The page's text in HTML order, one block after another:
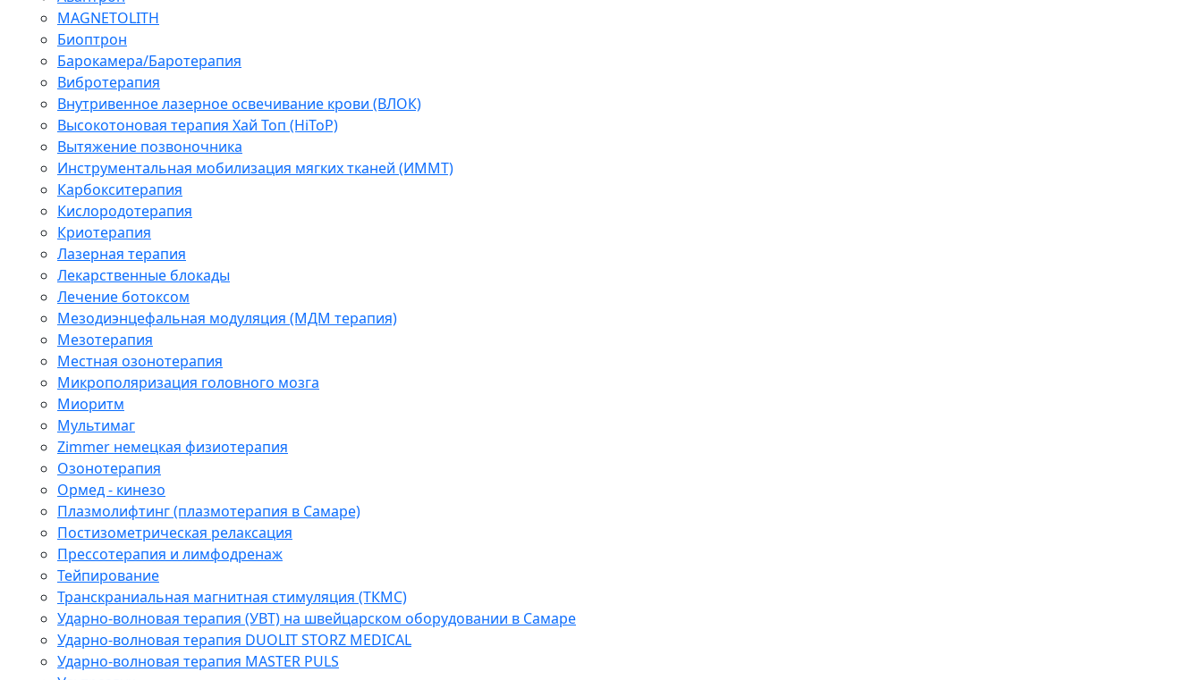
MAGNETOLITH
Биоптрон
Барокамера/Баротерапия
Вибротерапия
Внутривенное лазерное освечивание крови (ВЛОК)
Высокотоновая терапия Хай Топ (HiToP)
Вытяжение позвоночника
Инструментальная мобилизация мягких тканей (ИММТ)
Карбокситерапия
Кислородотерапия
Криотерапия
Лазерная терапия
Лекарственные блокады
Лечение ботоксом
Мезодиэнцефальная модуляция (МДМ терапия)
Мезотерапия
Местная озонотерапия
Микрополяризация головного мозга
Миоритм
Мультимаг
Zimmer немецкая физиотерапия
Озонотерапия
Ормед - кинезо
Плазмолифтинг (плазмотерапия в Самаре)
Постизометрическая релаксация
Прессотерапия и лимфодренаж
Тейпирование
Транскраниальная магнитная стимуляция (ТКМС)
Ударно-волновая терапия (УВТ) на швейцарском оборудовании в Самаре
Ударно-волновая терапия DUOLIT STORZ MEDICAL
Ударно-волновая терапия MASTER PULS